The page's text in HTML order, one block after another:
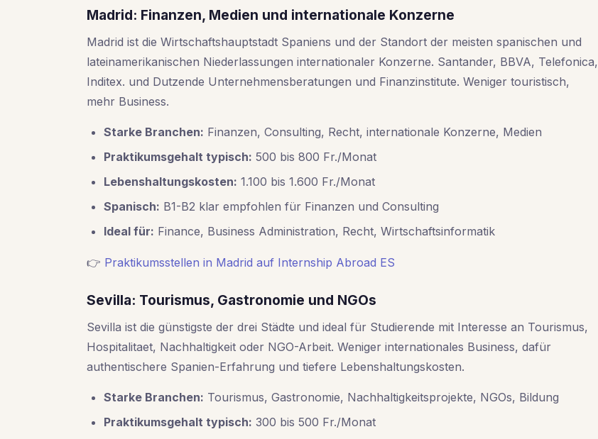
Madrid: Finanzen, Medien und internationale Konzerne
Madrid ist die Wirtschaftshauptstadt Spaniens und der Standort der meisten spanischen und
lateinamerikanischen Niederlassungen internationaler Konzerne. Santander, BBVA, Telefonica,
Inditex. und Dutzende Unternehmensberatungen und Finanzinstitute. Weniger touristisch,
mehr Business.
Starke Branchen: Finanzen, Consulting, Recht, internationale Konzerne, Medien
Praktikumsgehalt typisch: 500 bis 800 Fr./Monat
Lebenshaltungskosten: 1.100 bis 1.600 Fr./Monat
Spanisch: B1-B2 klar empfohlen für Finanzen und Consulting
Ideal für: Finance, Business Administration, Recht, Wirtschaftsinformatik
👉 Praktikumsstellen in Madrid auf Internship Abroad ES
Sevilla: Tourismus, Gastronomie und NGOs
Sevilla ist die günstigste der drei Städte und ideal für Studierende mit Interesse an Tourismus,
Hospitalitaet, Nachhaltigkeit oder NGO-Arbeit. Weniger internationales Business, dafür
authentischere Spanien-Erfahrung und tiefere Lebenshaltungskosten.
Starke Branchen: Tourismus, Gastronomie, Nachhaltigkeitsprojekte, NGOs, Bildung
Praktikumsgehalt typisch: 300 bis 500 Fr./Monat